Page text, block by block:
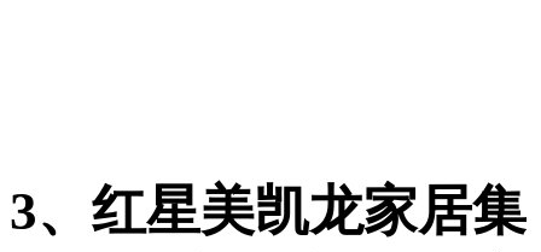
3、红星美凯龙家居集